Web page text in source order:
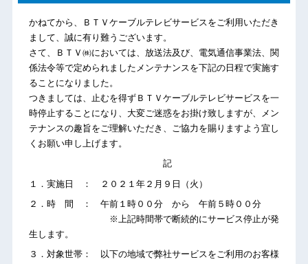
かねてから、ＢＴＶケーブルテレビサービスをご利用いただき
まして、誠に有り難うございます。
さて、ＢＴＶ㈱においては、放送法及び、電気通信事業法、関
係法令等で定められましたメンテナンスを下記の日程で実施す
ることになりました。
つきましては、止むを得ずＢＴＶケーブルテレビサービスを一
時停止することになり、大変ご迷惑をお掛け致しますが、メン
テナンスの趣旨をご理解いただき、ご協力を賜りますよう宜し
くお願い申し上げます。
記
１．実施日 ： ２０２１年２月９日（火）
２．時 間 ： 午前１時００分 から 午前５時００分
※上記時間帯で断続的にサービス停止が発
生します。
３．対象世帯： 以下の地域で弊社サービスをご利用のお客様